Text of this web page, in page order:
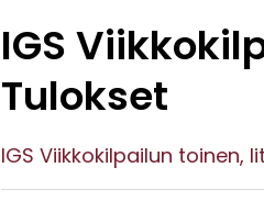
IGS
Tulokset
IGS Viikkokilpailun